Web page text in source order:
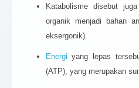
Katabolisme disebut
organik menjadi bahan
eksergonik).
Energi yang lepas
(ATP), yang merupakan